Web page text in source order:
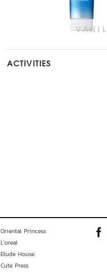
ACTIVITIES
Oriental Princess
L'oreal
Etude House
Cute Press